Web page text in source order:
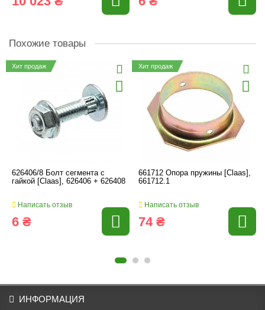
Похожие товары
Хит продаж
626406/8 Болт сегмента с
гайкой [Claas], 626406 + 626408
Написать отзыв
6 ₴
Хит продаж
661712 Опора пружины [Claas],
661712.1
Написать отзыв
74 ₴
ИНФОРМАЦИЯ